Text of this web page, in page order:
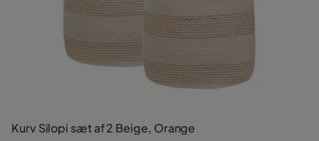
Kurv Silopi sæt af 2 Beige, Orange